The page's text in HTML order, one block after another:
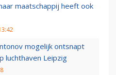
maatschappij heeft ook
mogelijk ontsnapt
luchthaven Leipzig